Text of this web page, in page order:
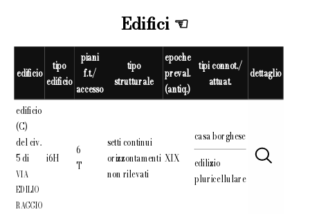
Edifici
edificio tipo
edificio
piani
f.t./
accesso
tipo
strutturale
epoche
preval.
(antiq.)
tipi connot./
attuat.
dettaglio
edificio
(C)
del civ.
5 di
VIA
EDILIO
RAGGIO
i6H
6
T
setti continui
orizzontamenti
non rilevati
XIX
casa borghese
edilizio
pluricellulare